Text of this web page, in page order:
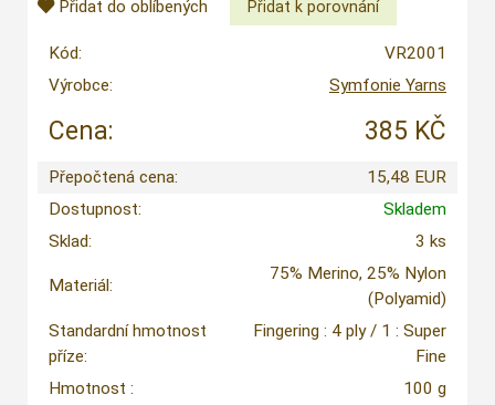
Přidat do oblíbených
Kód:
VR2001
Výrobce:
Symfonie Yarns
Cena: 385 KČ
Přepočtená cena:
15,48 EUR
Dostupnost:
Skladem
Sklad:
3 ks
Materiál:
75% Merino, 25% Nylon
(Polyamid)
Standardní hmotnost
příze:
Fingering : 4 ply / 1 : Super
Fine
Hmotnost :
100 g